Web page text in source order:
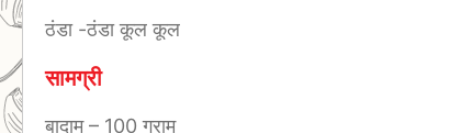
ठंडा -ठंडा कूल कूल
सामग्री
बादाम– 100 ग्राम